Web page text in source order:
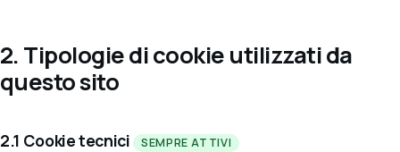
2. Tipologie di cookie utilizzati da
questo sito
2.1 Cookie tecnici SEMPRE ATTIVI